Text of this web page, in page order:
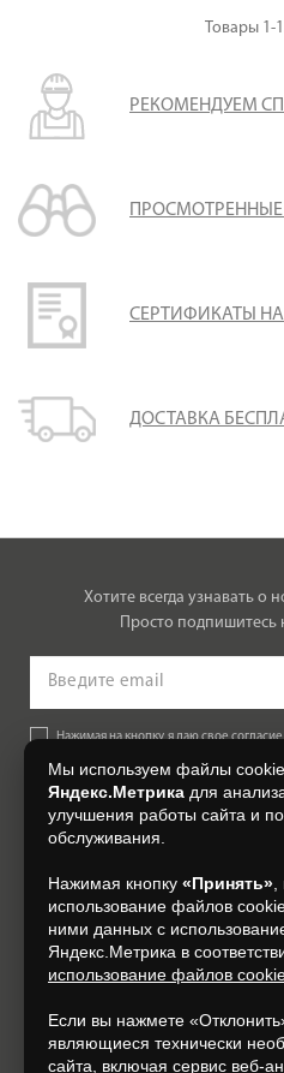
Товары 1-
РЕКОМЕНДУЕМ
СЕРТИФИКАТЫ
ДОСТАВКА
Хотите всегда узнавать о
Просто
Нажимая на кнопку, я даю свое
Согласии на обработку персональных
+7
Мы используем файлы cookie
Яндекс.Метрика для
улучшения работы сайта и
обслуживания.
Нажимая кнопку «Принять»
использование файлов
ними данных с
Яндекс.Метрика в
использование файлов
Если вы нажмете
являющиеся технически
сайта, включая сервис веб-